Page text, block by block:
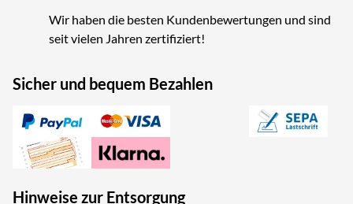
Wir haben die besten Kundenbewertungen und sind
seit vielen Jahren zertifiziert!
Sicher und bequem Bezahlen
Hinweise zur Entsorgung